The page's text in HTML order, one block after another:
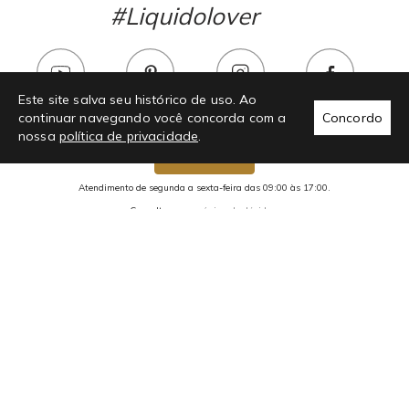
Este site salva seu histórico de uso. Ao
continuar navegando você concorda com a
nossa política de privacidade.
Concordo
#Liquidolover
Atendimento de segunda a sexta-feira das 09:00 às 17:00.
Consulte nossa
página de dúvidas.